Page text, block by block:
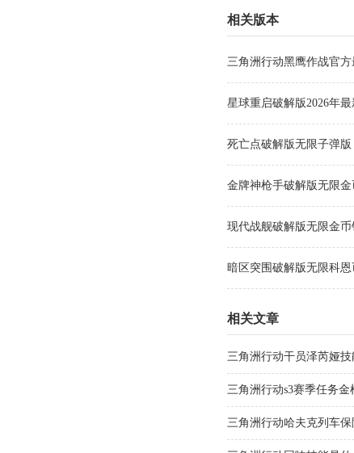
相关版本
三角洲行动黑鹰作战官方
星球重启破解版2026年
死亡点破解版无限子弹版
金牌神枪手破解版无限金
现代战舰破解版无限金币
暗区突围破解版无限科恩
相关文章
三角洲行动干员泽芮娅
三角洲行动s3赛季任务
季任务金枪客改枪码推荐
三角洲行动哈夫克列车